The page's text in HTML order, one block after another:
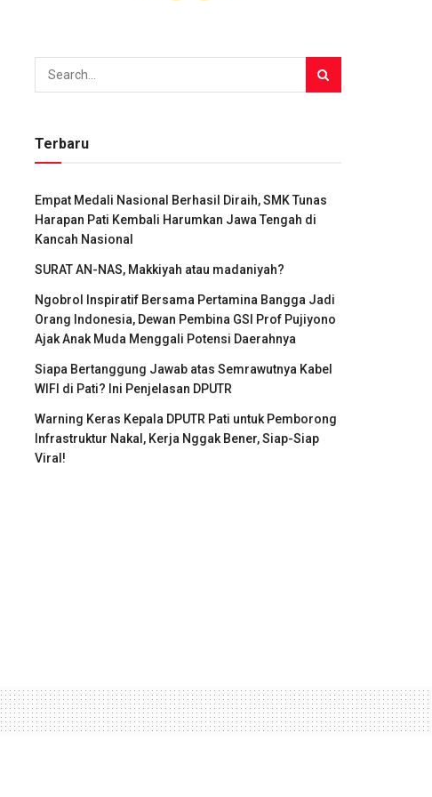
Terbaru
Empat Medali Nasional Berhasil Diraih, SMK Tunas
Harapan Pati Kembali Harumkan Jawa Tengah di
Kancah Nasional
SURAT AN-NAS, Makkiyah atau madaniyah?
Ngobrol Inspiratif Bersama Pertamina Bangga Jadi
Orang Indonesia, Dewan Pembina GSI Prof Pujiyono
Ajak Anak Muda Menggali Potensi Daerahnya
Siapa Bertanggung Jawab atas Semrawutnya Kabel
WIFI di Pati? Ini Penjelasan DPUTR
Warning Keras Kepala DPUTR Pati untuk Pemborong
Infrastruktur Nakal, Kerja Nggak Bener, Siap-Siap
Viral!